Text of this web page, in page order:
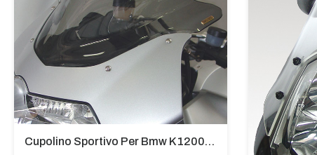
Cupolino Sportivo Per Bmw K 1200 R Sport 2005-07 TRASPARENTE - Sc967-T